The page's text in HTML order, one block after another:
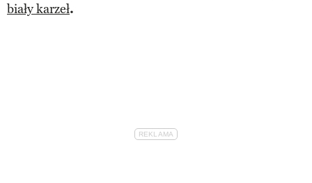
biały karzeł.